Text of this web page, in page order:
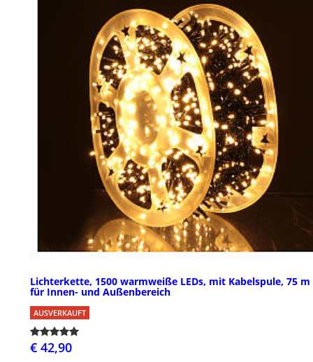
Lichterkette, 1500 warmweiße LEDs, mit Kabelspule, 75 m
für Innen- und Außenbereich
AUSVERKAUFT
€ 42,90